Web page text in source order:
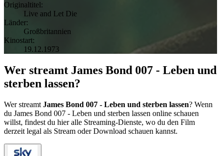
Originaltitel:
Live and Let Die
Länder:
Großbritannien
Kinostart:
19.12.1973
Wer streamt James Bond 007 - Leben und
sterben lassen?
Wer streamt James Bond 007 - Leben und sterben lassen? Wenn
du James Bond 007 - Leben und sterben lassen online schauen
willst, findest du hier alle Streaming-Dienste, wo du den Film
derzeit legal als Stream oder Download schauen kannst.